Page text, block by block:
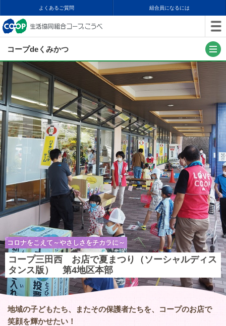
よくあるご質問 組合員になるには
コープdeくみかつ
コロナをこえて～やさしさをチカラに～
コープ三田西 お店で夏まつり（ソーシャルディス
タンス版） 第4地区本部
地域の子どもたち、またその保護者たちを、コープのお店で
笑顔を輝かせたい！